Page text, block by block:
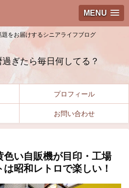
MENU
をお届けするシニアライフブログ
ぎたら毎日何してる？
プロフィール
お問い合わせ
色い自販機が目印・工場
昭和レトロで楽しい！